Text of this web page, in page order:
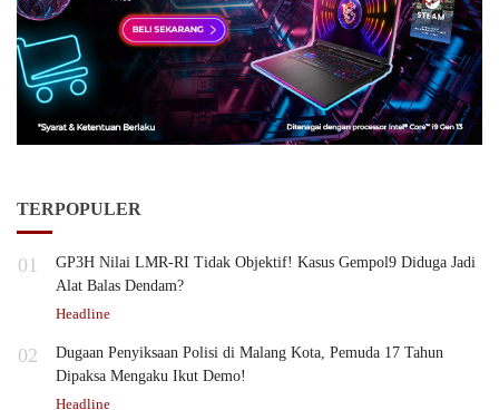
TERPOPULER
01
GP3H Nilai LMR-RI Tidak Objektif! Kasus Gempol9 Diduga Jadi
Alat Balas Dendam?
Headline
02
Dugaan Penyiksaan Polisi di Malang Kota, Pemuda 17 Tahun
Dipaksa Mengaku Ikut Demo!
Headline